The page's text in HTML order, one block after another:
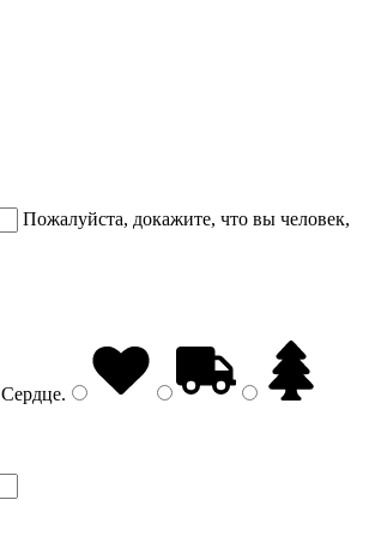
Пожалуйста, докажите, что вы человек,
Сердце.